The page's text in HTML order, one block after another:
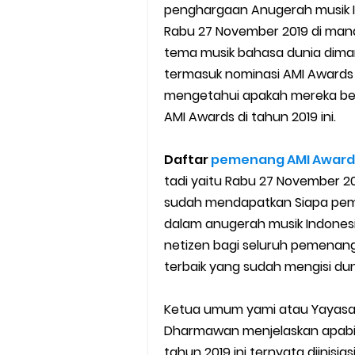
Cara Mudah Melihat Nomor
7 Cara Mudah Top Up Grab
5 Versi Map Paling Gacor
Cara Menghitung
Cara Menggunakan Paket
5 Cara Top Up InDriver
10 Cara Jitu Autobid Untuk
penghargaan Anugerah musik
Rabu 27 November 2019 di
tema musik bahasa dunia
termasuk nominasi AMI
mengetahui apakah mereka
AMI Awards di tahun 2019 ini.
Daftarpemenang AMI
tadi yaitu Rabu 27 November
sudah mendapatkan Siapa
dalam anugerah musik
netizen bagi seluruh
terbaik yang sudah mengisi
Ketua umum yami atau
Dharmawan menjelaskan